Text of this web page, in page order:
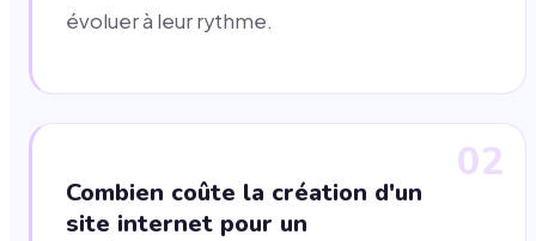
évoluer à leur rythme.
02
Combien coûte la création d'un
site internet pour un